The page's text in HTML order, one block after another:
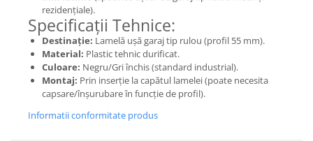
rezidențiale).
Specificații Tehnice:
Destinație: Lamelă ușă garaj tip rulou (profil 55 mm).
Material: Plastic tehnic durificat.
Culoare: Negru/Gri închis (standard industrial).
Montaj: Prin inserție la capătul lamelei (poate necesita
capsare/înșurubare în funcție de profil).
Informatii conformitate produs